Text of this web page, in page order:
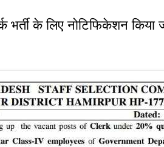
के लिए नोटिफिकेशन किया